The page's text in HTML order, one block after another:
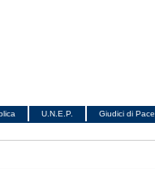
U.N.E.P. Giudici di Pace